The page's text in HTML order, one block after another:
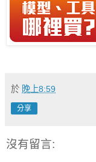
於 晚上8:59
分享
沒有留言: